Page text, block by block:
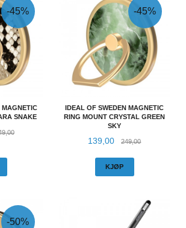
MAGNETIC
SNAKE
Rabatt
-45%
IDEAL OF SWEDEN MAGNETIC
RING MOUNT CRYSTAL GREEN
SKY
Tilbud
139,00 249,00Rabatt
-45%
KJØP
-50%